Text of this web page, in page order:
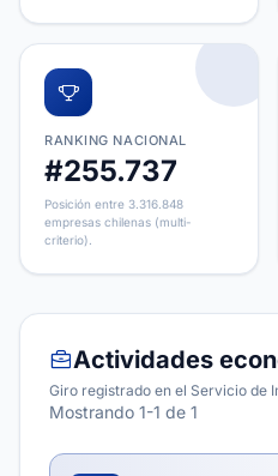
RANKING NACIONAL
#255.737
Posición entre 3.316.848
empresas chilenas (multi-
criterio).
Actividades
Giro registrado en el Servicio de
Mostrando 1-1 de 1